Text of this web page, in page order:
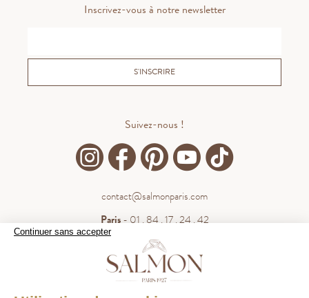
Continuer sans accepter
WHATSAPP
Inscrivez-vous à notre newsletter
S'INSCRIRE
Suivez-nous !
contact@salmonparis.com
Paris- 01 . 84 . 17 . 24 . 42
- 05 . 35 . 54 . 45 . 53
WhatsApp- 07 . 81 . 63 . 76 . 57